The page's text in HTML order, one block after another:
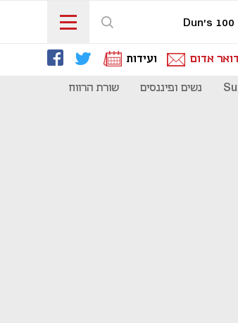
Dun's 100
דואר אדום ועידות
נשים ופיננסים שורת הרווח